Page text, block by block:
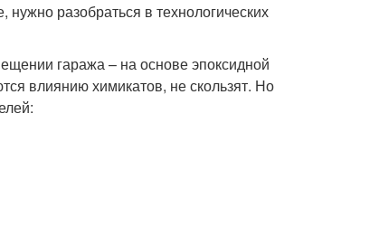
разобраться в технологических
гаража – на основе эпоксидной
влиянию химикатов, не скользят. Но